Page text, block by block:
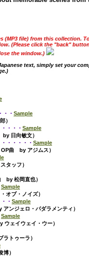
(MP3 file) from this collection.
(Please click the "back"
the window.)
text, simply set your
・ Sample
）
・・・ Sample
日向敏文）
・・・・・ Sample
OP曲 by アジムス）
タッフ）
by 松岡直也）
Sample
オブ・ノイズ）
・ Sample
ンジェロ・パダラメンティ）
Sample
ェイウェイ・ウー）
トゥーラ）
）